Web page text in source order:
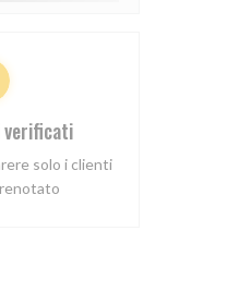
solo i clienti